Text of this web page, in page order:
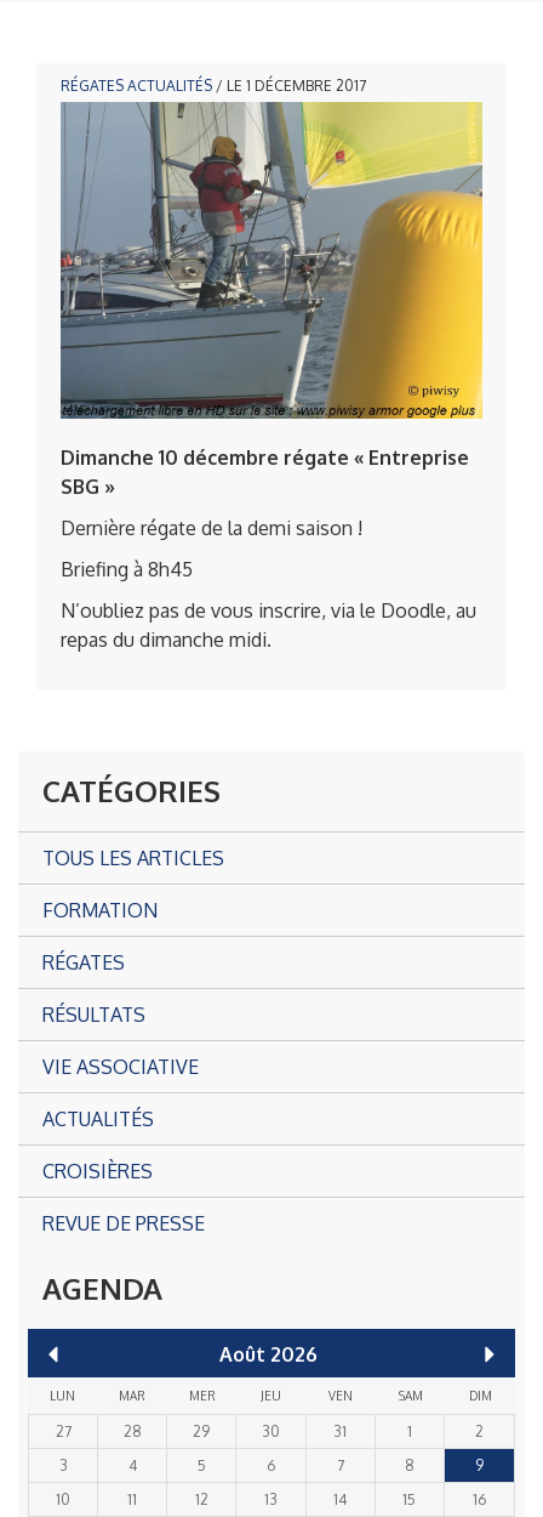
RÉGATES ACTUALITÉS / LE 1 DÉCEMBRE 2017
Dimanche 10 décembre régate « Entreprise
SBG »
Dernière régate de la demi saison !
Briefing à 8h45
N’oubliez pas de vous inscrire, via le Doodle, au
repas du dimanche midi.
CATÉGORIES
TOUS LES ARTICLES
FORMATION
RÉGATES
RÉSULTATS
VIE ASSOCIATIVE
ACTUALITÉS
CROISIÈRES
REVUE DE PRESSE
AGENDA
Août 2026
LUN MAR MER JEU VEN SAM DIM
27 28 29 30 31 1
2
3
4 5 6 7 8
9
10
11 12 13 14 15 16